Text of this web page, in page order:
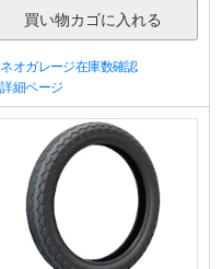
ネオガレージ在庫数確認
詳細ページ